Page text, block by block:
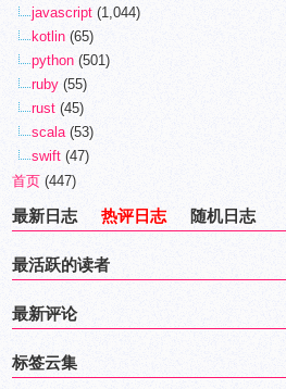
javascript (1,044)
kotlin (65)
python (501)
ruby (55)
rust (45)
scala(53)
swift (47)
首页 (447)
最新日志 热评日志 随机日志
最活跃的读者
最新评论
标签云集